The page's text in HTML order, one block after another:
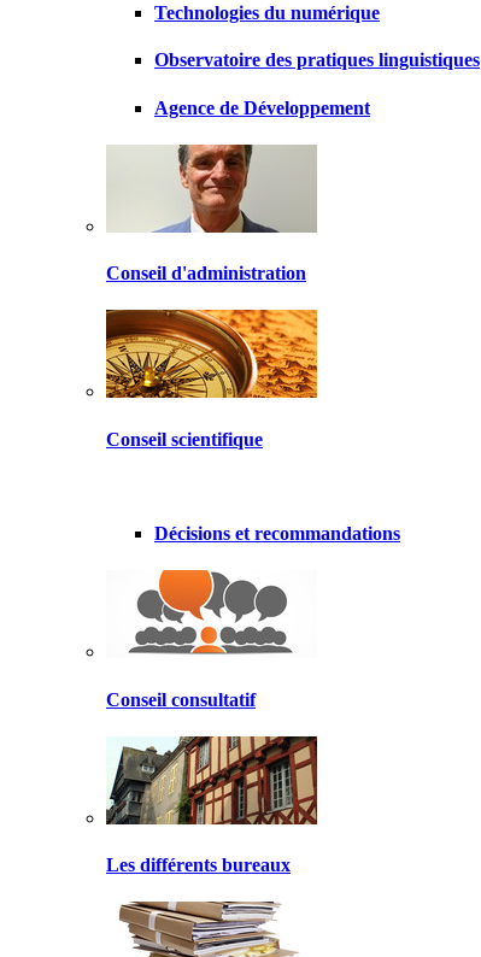
Technologies du numérique
Observatoire des pratiques linguistiques
Agence de Développement
Conseil d'administration
Conseil scientifique
Décisions et recommandations
Conseil consultatif
Les différents bureaux